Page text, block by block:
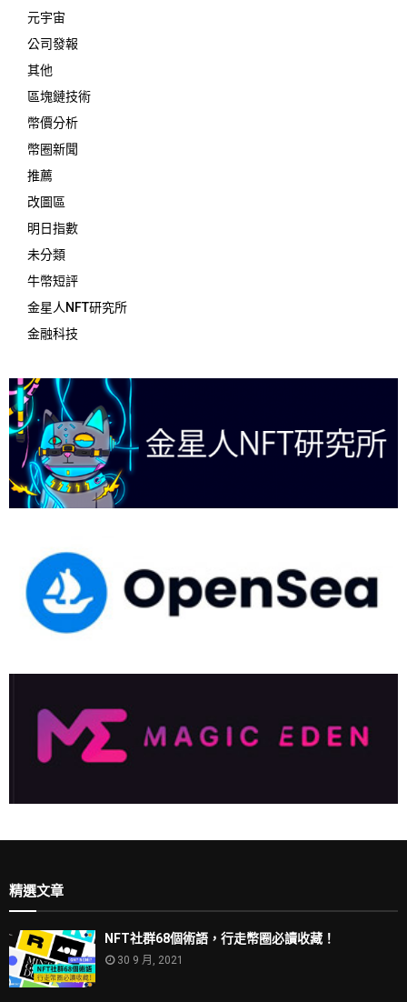
元宇宙
公司發報
其他
區塊鏈技術
幣價分析
幣圈新聞
推薦
改圖區
明日指數
未分類
牛幣短評
金星人NFT研究所
金融科技
精選文章
NFT社群68個術語，行走幣圈必讀收藏！
30 9 月, 2021